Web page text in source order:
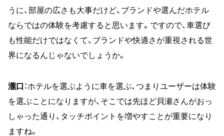
うに、部屋の広さも大事だけど、ブランドや選んだホテル
ならではの体験を考慮すると思います。ですので、車選び
も性能だけではなくて、ブランドや快適さが重視される世
界になるんじゃないでしょうか。
瀧口 ：ホテルを選ぶように車を選ぶ、つまりユーザーは体験
を選ぶことになりますが、そこでは先ほど貝瀬さんがおっ
しゃった通り、タッチポイントを増やすことが重要になり
ますね。